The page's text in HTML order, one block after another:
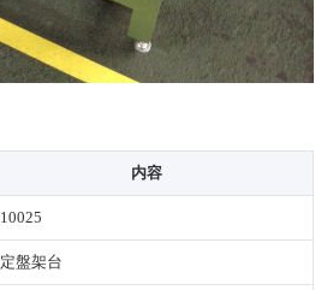
内容
10025
定盤架台